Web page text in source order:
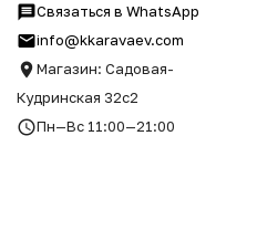
Связаться в WhatsApp
info@kkaravaev.com
Магазин: Садовая-
Кудринская 32с2
Пн—Вс 11:00—21:00